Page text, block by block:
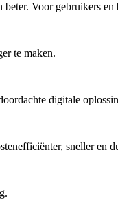
Voor gebruikers en
te maken.
digitale
sneller en